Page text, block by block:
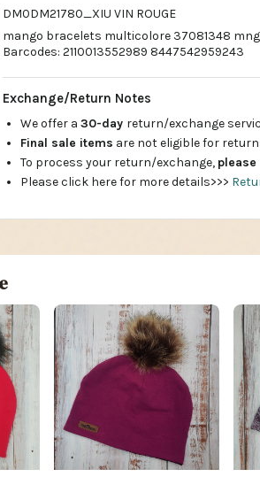
DM0DM21780_XIU VIN ROUGE
mango bracelets multicolore 37081348 mng
Barcodes: 2110013552989 8447542959243
Exchange/Return Notes
We offer a 30-day return/exchange
Final sale items are not eligible for
To process your return/exchange,
Please click here for more details>>>